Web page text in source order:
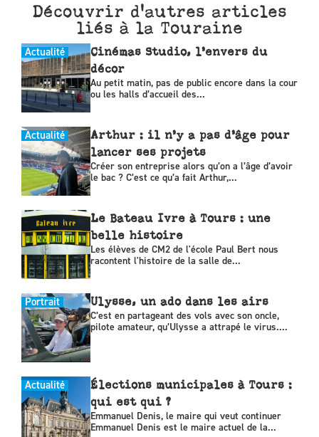
Découvrir d'autres articles
liés à la Touraine
Actualité
Cinémas Studio, l’envers du
décor
Au petit matin, pas de public encore dans la cour
ou les halls d’accueil des...
Actualité
Arthur : il n’y a pas d’âge pour
lancer ses projets
Créer son entreprise alors qu’on a l’âge d’avoir
le bac ? C’est ce qu’a fait Arthur,...
Le Bateau Ivre à Tours : une
belle histoire
Les élèves de CM2 de l'école Paul Bert nous
racontent l'histoire de la salle de...
Portrait Ulysse, un ado dans les airs
C’est en partageant des vols avec son oncle,
pilote amateur, qu’Ulysse a attrapé le virus....
Actualité
Élections municipales à Tours :
qui est qui ?
Emmanuel Denis, le maire qui veut continuer
Emmanuel Denis est le maire actuel de la...